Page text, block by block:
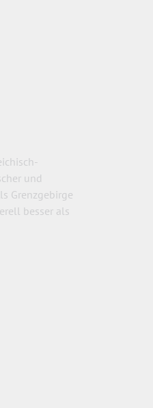
und
Grenzgebirge
besser als